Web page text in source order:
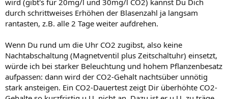
durch schrittweises Erhöhen der Blasenzahl ja langsam
rantasten, z.B. alle 2 Tage weiter aufdrehen.
Wenn Du rund um die Uhr CO2 zugibst, also keine
Nachtabschaltung (Magnetventil plus Zeitschaltuhr) einsetzt,
würde ich bei starker Beleuchtung und hohem Pflanzenbesatz
aufpassen: dann wird der CO2-Gehalt nachtsüber unnötig
stark ansteigen. Ein CO2-Dauertest zeigt Dir überhöhte CO2-